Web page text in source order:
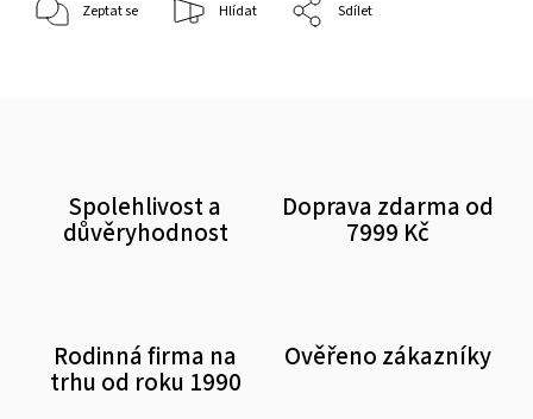
Zeptat se Hlídat Sdílet
Spolehlivost a
důvěryhodnost
Doprava zdarma od
7999 Kč
Rodinná firma na
trhu od roku 1990
Ověřeno zákazníky